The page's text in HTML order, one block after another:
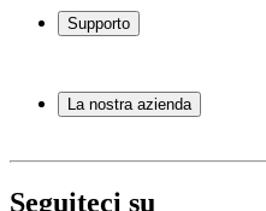
Scaffali per vino
Mobili per vino
Supporto
Servizio
Pagamento
Ritorno
La nostra azienda
Black Friday
Seguiteci su